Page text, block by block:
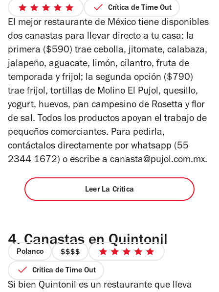
4
de
5
de
5
estrellas
Crítica de Time Out
El mejor restaurante de México tiene disponibles
dos canastas para llevar directo a tu casa: la
primera ($590) trae cebolla, jitomate, calabaza,
jalapeño, aguacate, limón, cilantro, fruta de
temporada y frijol; la segunda opción ($790)
trae frijol, tortillas de Molino El Pujol, quesillo,
yogurt, huevos, pan campesino de Rosetta y flor
de sal. Todos los productos apoyan el trabajo de
pequeños comerciantes. Para pedirla,
contáctalos directamente por whatsapp (55
2344 1672) o escribe a canasta@pujol.com.mx.
Leer La Crítica
4. Canastas en Quintonil
Polanco
precio
4
de
5
Crítica de Time Out
Si bien Quintonil es un restaurante que lleva